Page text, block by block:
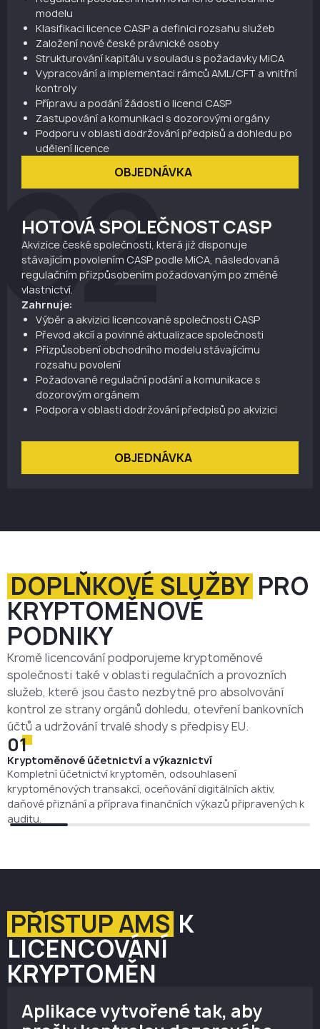
modelu
Klasifikaci licence CASP a definici rozsahu služeb
Založení nové české právnické osoby
Strukturování kapitálu v souladu s požadavky MiCA
Vypracování a implementaci rámců AML/CFT a vnitřní
kontroly
Přípravu a podání žádosti o licenci CASP
Zastupování a komunikaci s dozorovými orgány
Podporu v oblasti dodržování předpisů a dohledu po
udělení licence
OBJEDNÁVKA
HOTOVÁ SPOLEČNOST CASP
Akvizice české společnosti, která již disponuje
stávajícím povolením CASP podle MiCA, následovaná
regulačním přizpůsobením požadovaným po změně
vlastnictví.
Zahrnuje:
Výběr a akvizici licencované společnosti CASP
Převod akcií a povinné aktualizace společnosti
Přizpůsobení obchodního modelu stávajícímu
rozsahu povolení
Požadované regulační podání a komunikace s
dozorovým orgánem
Podpora v oblasti dodržování předpisů po akvizici
OBJEDNÁVKA
DOPLŇKOVÉ SLUŽBY PRO
KRYPTOMĚNOVÉ
PODNIKY
Kromě licencování podporujeme kryptoměnové
společnosti také v oblasti regulačních a provozních
služeb, které jsou často nezbytné pro absolvování
kontrol ze strany orgánů dohledu, otevření bankovních
účtů a udržování trvalé shody s předpisy EU.
01
Kryptoměnové účetnictví a výkaznictví
Kompletní účetnictví kryptoměn, odsouhlasení
kryptoměnových transakcí, oceňování digitálních aktiv,
daňové přiznání a příprava finančních výkazů připravených k
auditu.
PŘÍSTUP AMS K
LICENCOVÁNÍ
KRYPTOMĚN
Aplikace vytvořené tak, aby